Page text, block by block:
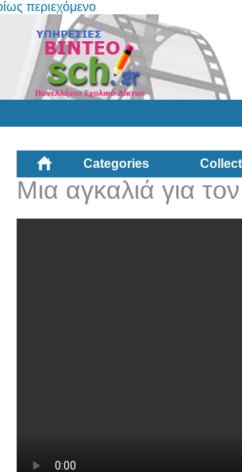
περιεχόμενο
Categories
Μια αγκαλιά για